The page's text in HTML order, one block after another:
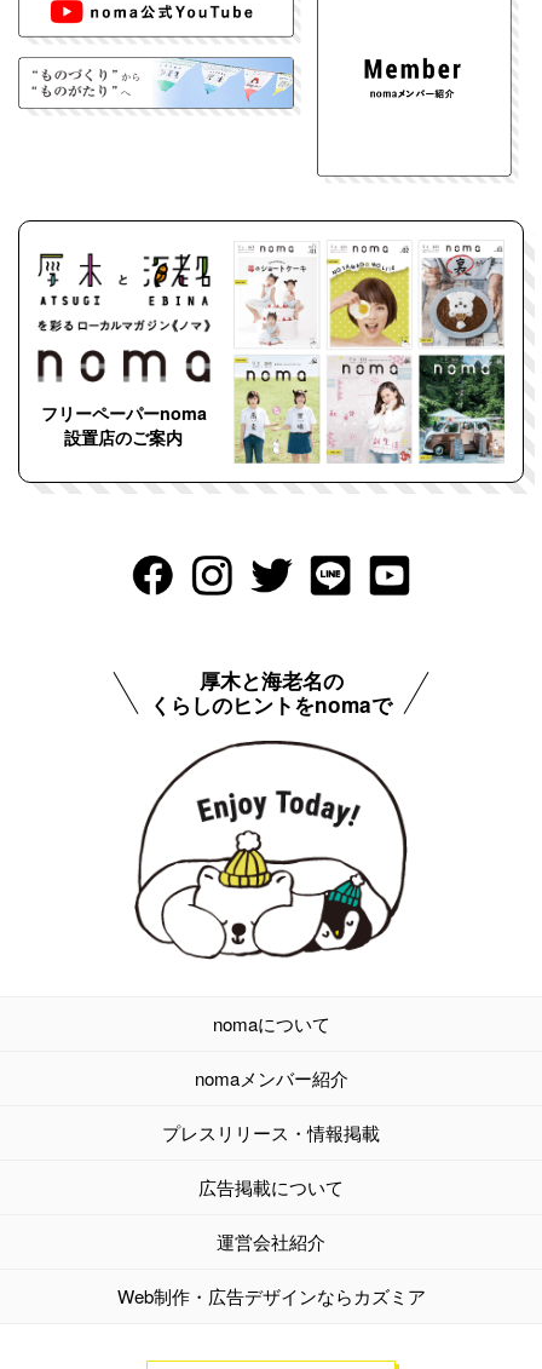
フリーペーパーnoma
設置店のご案内
厚木と海老名の
くらしのヒントをnomaで
nomaについて
nomaメンバー紹介
プレスリリース・情報掲載
広告掲載について
運営会社紹介
Web制作・広告デザインならカズミア